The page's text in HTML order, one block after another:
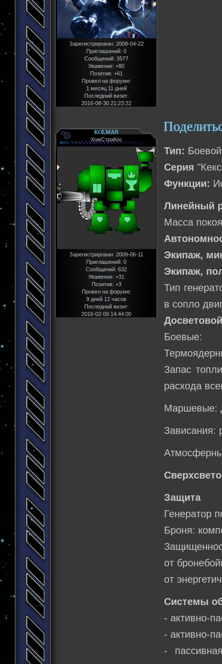
Зарегистрирован: 2008-04-22
Приглашений: 0
Сообщений: 3577
Уважение: +80
Позитив: +61
Провел на форуме:
1 месяц 11 дней
Последний визит:
2016-08-30 21:23:22
KOLMAN
ХомСтраКос
Зарегистрирован: 2009-06-11
Приглашений: 0
Сообщений: 632
Уважение: +31
Позитив: +3
Провел на форуме:
9 дней 12 часов
Последний визит:
2016-02-09 14:44:00
Тип:
Серия
Функции:
Линейный
Масса
Экипаж,
Экипаж,
Тип
в сопло
Боевые:
Запас
расхода
Маршевые:
Зависания:
Защита
Генератор
Броня:
от
от
Системы
- активно-
- активно-
-